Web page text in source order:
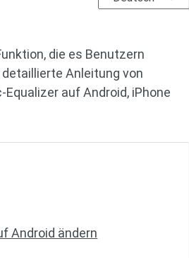
die es Benutzern
Anleitung von
Equalizer auf Android, iPhone
Android ändern